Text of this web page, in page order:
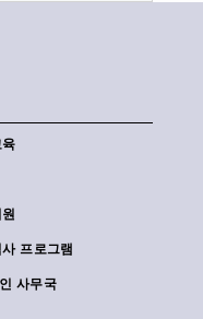
육
프로그램
사무국